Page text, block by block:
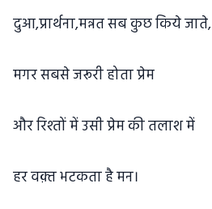
दुआ,प्रार्थना,मन्नत सब कुछ किये जाते,
मगर सबसे जरूरी होता प्रेम
और रिश्तों में उसी प्रेम की तलाश में
हर वक़्त भटकता है मन।